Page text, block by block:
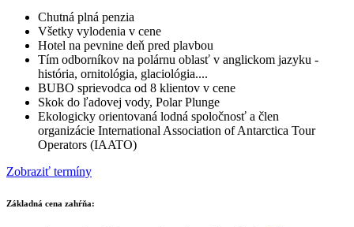
Chutná plná penzia
Všetky vylodenia v cene
Hotel na pevnine deň pred plavbou
Tím odborníkov na polárnu oblasť v anglickom jazyku -
história, ornitológia, glaciológia....
BUBO sprievodca od 8 klientov v cene
Skok do ľadovej vody, Polar Plunge
Ekologicky orientovaná lodná spoločnosť a člen
organizácie International Association of Antarctica Tour
Operators (IAATO)
Zobraziť termíny
Základná cena zahŕňa: